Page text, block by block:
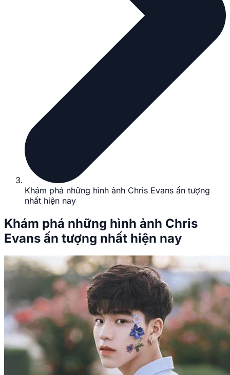
Khám phá những hình ảnh Chris Evans ấn tượng
nhất hiện nay
Khám phá những hình ảnh Chris
Evans ấn tượng nhất hiện nay